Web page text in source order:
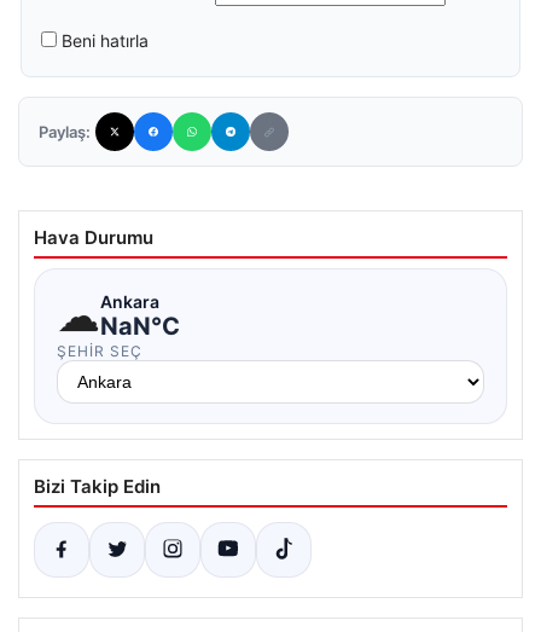
Beni hatırla
Paylaş:
Hava Durumu
☁Ankara
NaN°C
ŞEHIR SEÇ
Bizi Takip Edin